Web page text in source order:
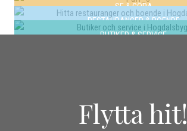
SE & GÖRA
RESTAURANGER & BOENDE
BUTIKER & SERVICE
Flytta hit!